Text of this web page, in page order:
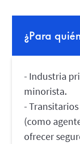
¿Para
- Industria
minorista.
-
(como
ofrecer